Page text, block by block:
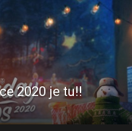
2020 je tu!!